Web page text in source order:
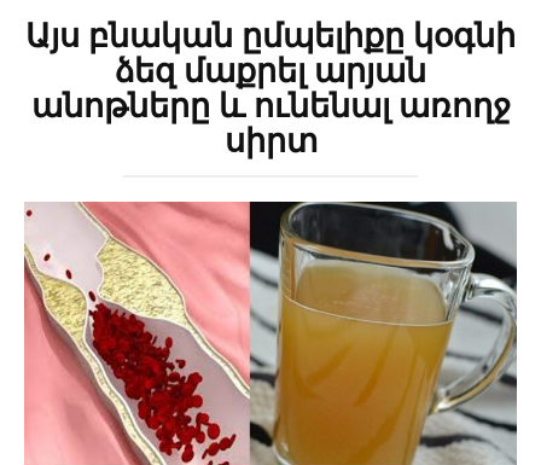
Այս բնական ըմպելիքը կօգնի
ձեզ մաքրել արյան
անոթները և ունենալ առողջ
սիրտ